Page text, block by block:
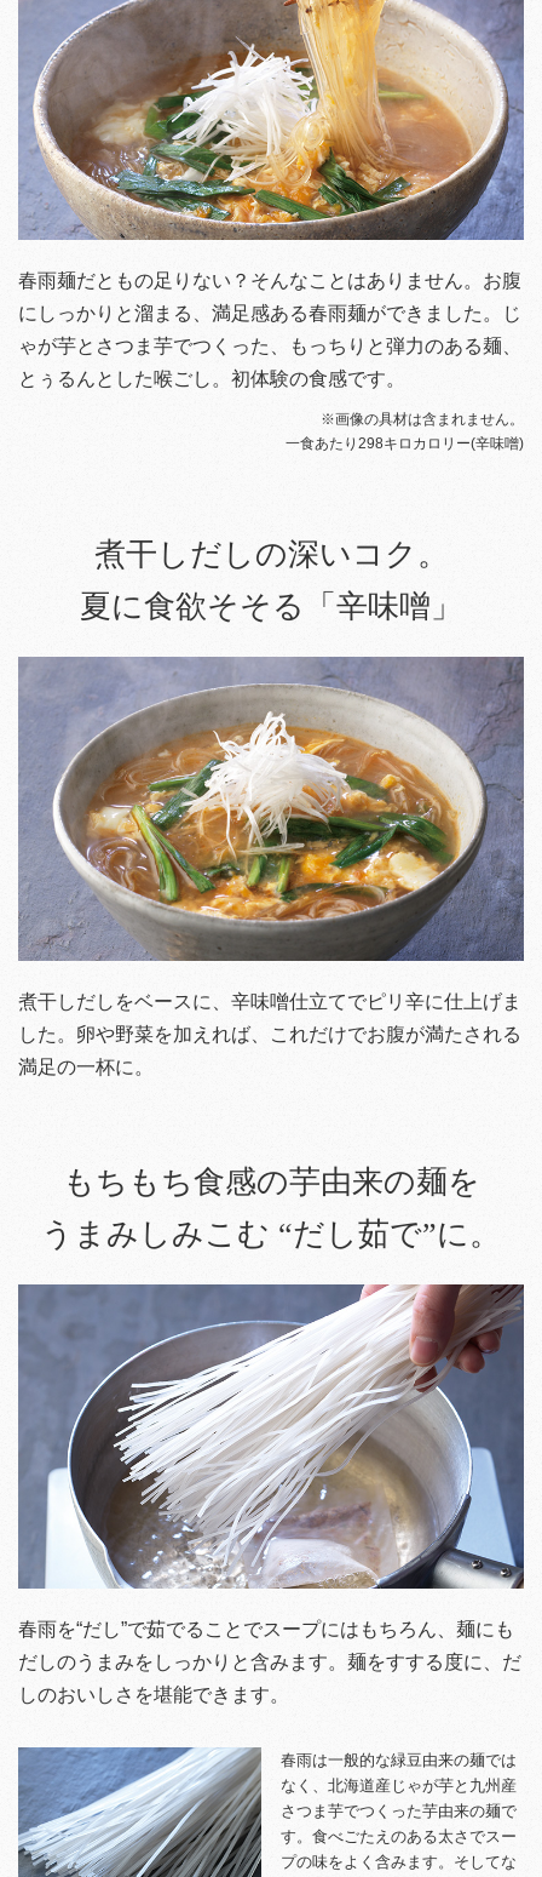
春雨麺だともの足りない？そんなことはありません。お腹
にしっかりと溜まる、満足感ある春雨麺ができました。じ
ゃが芋とさつま芋でつくった、もっちりと弾力のある麺、
とぅるんとした喉ごし。初体験の食感です。
※画像の具材は含まれません。
一食あたり298キロカロリー(辛味噌)
煮干しだしの深いコク。
夏に食欲そそる「辛味噌」
煮干しだしをベースに、辛味噌仕立てでピリ辛に仕上げま
した。卵や野菜を加えれば、これだけでお腹が満たされる
満足の一杯に。
もちもち食感の芋由来の麺を
うまみしみこむ “だし茹で”に。
春雨を“だし”で茹でることでスープにはもちろん、麺にも
だしのうまみをしっかりと含みます。麺をすする度に、だ
しのおいしさを堪能できます。
春雨は一般的な緑豆由来の麺では
なく、北海道産じゃが芋と九州産
さつま芋でつくった芋由来の麺で
す。食べごたえのある太さでスー
プの味をよく含みます。そしてな